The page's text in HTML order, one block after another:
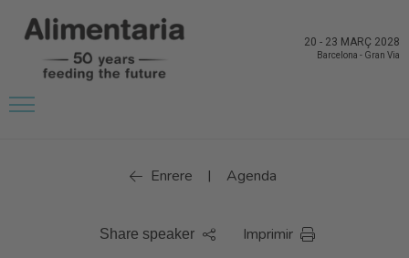
20 - 23 MARÇ 2028
Barcelona - Gran Via
Enrere | Agenda
Share speaker Imprimir